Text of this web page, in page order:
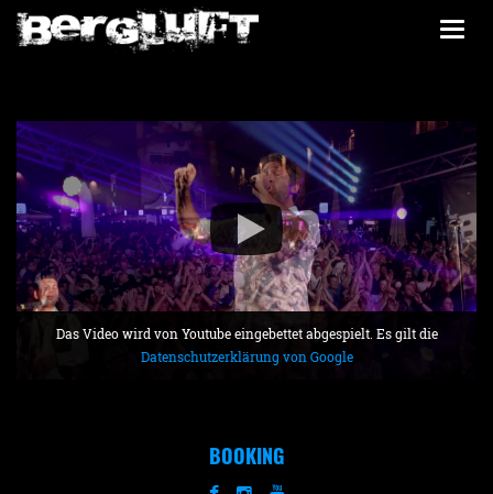
Das Video wird von Youtube eingebettet abgespielt. Es gilt die
Datenschutzerklärung von Google
BOOKING